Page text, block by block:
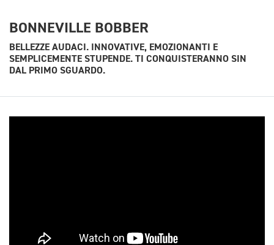
BONNEVILLE BOBBER
BELLEZZE AUDACI. INNOVATIVE, EMOZIONANTI E
SEMPLICEMENTE STUPENDE. TI CONQUISTERANNO SIN
DAL PRIMO SGUARDO.